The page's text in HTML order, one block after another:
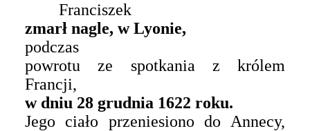
Franciszek
zmarł nagle, w Lyonie,
podczas
powrotu ze spotkania z królem
Francji,
w dniu 28 grudnia 1622 roku.
Jego ciało przeniesiono do Annecy,